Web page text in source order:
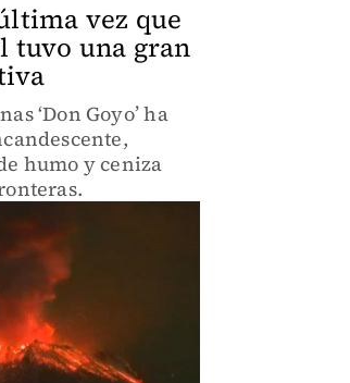
vez que
tuvo una gran
‘Don Goyo’ ha
humo y ceniza